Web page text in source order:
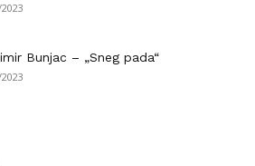
Bunjac – „Sneg pada“